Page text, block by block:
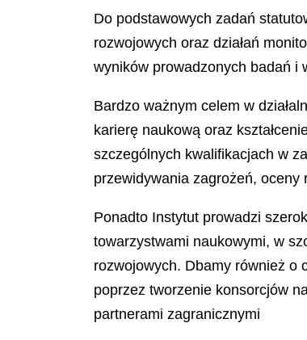
Do podstawowych zadań
rozwojowych oraz działań
wyników prowadzonych badań i
Bardzo ważnym celem w
karierę naukową oraz
szczególnych kwalifikacjach w
przewidywania zagrożeń,
Ponadto Instytut prowadzi
towarzystwami naukowymi, w
rozwojowych. Dbamy również o
poprzez tworzenie konsorcjów
partnerami zagranicznymi